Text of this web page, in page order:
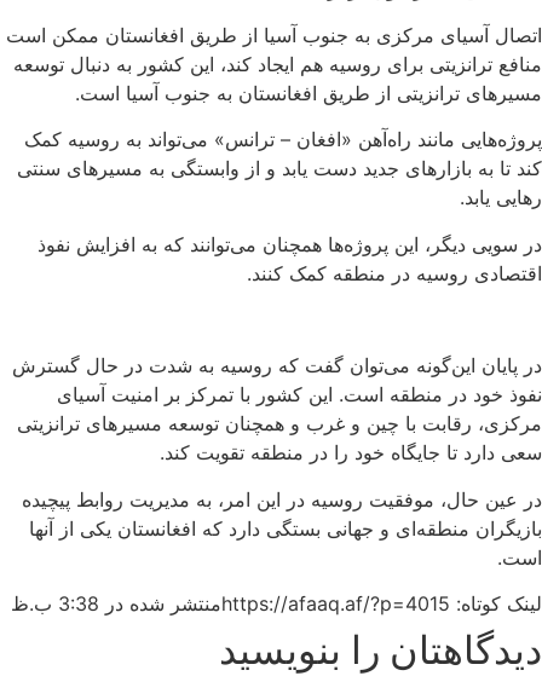
اتصال آسیای مرکزی به جنوب آسیا از طریق افغانستان ممکن است
منافع ترانزیتی برای روسیه هم ایجاد کند، این کشور به دنبال توسعه
مسیرهای ترانزیتی از طریق افغانستان به جنوب آسیا است.
پروژه‌هایی مانند راه‌آهن «افغان – ترانس» می‌تواند به روسیه کمک
کند تا به بازارهای جدید دست یابد و از وابستگی به مسیرهای سنتی
رهایی یابد.
در سویی دیگر، این پروژه‌ها همچنان می‌توانند که به افزایش نفوذ
اقتصادی روسیه در منطقه کمک کنند.
در پایان این‌گونه می‌توان گفت که روسیه به شدت در حال گسترش
نفوذ خود در منطقه است. این کشور با تمرکز بر امنیت آسیای
مرکزی، رقابت با چین و غرب و همچنان توسعه مسیرهای ترانزیتی
سعی دارد تا جایگاه خود را در منطقه تقویت کند.
در عین حال، موفقیت روسیه در این امر، به مدیریت روابط پیچیده
بازیگران منطقه‌ای و جهانی بستگی دارد که افغانستان یکی از آنها
است.
لینک کوتاه: https://afaaq.af/?p=4015
منتشر شده در 3:38 ب.ظ
دیدگاهتان را بنویسید